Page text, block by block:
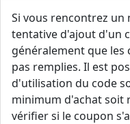
Si vous rencontrez un
tentative d'ajout d'un
généralement que
pas remplies. Il est
d'utilisation du code
minimum d'achat soit
vérifier si le coupon